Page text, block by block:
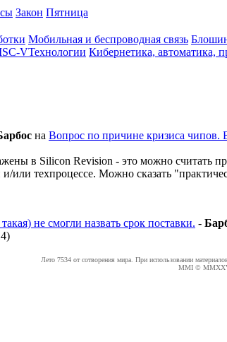
Закон Пятница
Мобильная и беспроводная связь
VТехнологии Кибернетика, автоматика,
на Вопрос по причине кризиса чипов.
в Silicon Revision - это можно
или техпроцессе. Можно сказать
не смогли назвать срок поставки. -
)
Лето 7534 от сотворения мира. При использовании
MMI ©